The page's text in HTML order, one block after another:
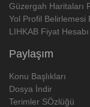
Güzergah Haritaları
Yol Profil Belirlemesi
LIHKAB Fiyat Hesabı
Paylaşım
Konu Başlıkları
Dosya İndir
Terimler SÖzlüğü